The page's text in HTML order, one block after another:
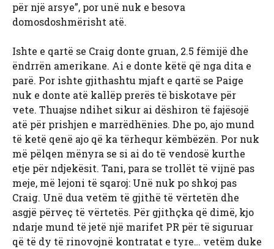
për një arsye”, por unë nuk e besova
domosdoshmërisht atë.
Ishte e qartë se Craig donte gruan, 2.5 fëmijë dhe
ëndrrën amerikane. Ai e donte këtë që nga dita e
parë. Por ishte gjithashtu mjaft e qartë se Paige
nuk e donte atë kallëp prerës të biskotave për
vete. Thuajse ndihet sikur ai dëshiron të fajësojë
atë për prishjen e marrëdhënies. Dhe po, ajo mund
të ketë qenë ajo që ka tërhequr këmbëzën. Por nuk
më pëlqen mënyra se si ai do të vendosë kurthe
etje për ndjekësit. Tani, para se trollët të vijnë pas
meje, më lejoni të sqaroj: Unë nuk po shkoj pas
Craig. Unë dua vetëm të gjithë të vërtetën dhe
asgjë përveç të vërtetës. Për gjithçka që dimë, kjo
ndarje mund të jetë një marifet PR për të siguruar
që të dy të rinovojnë kontratat e tyre… vetëm duke